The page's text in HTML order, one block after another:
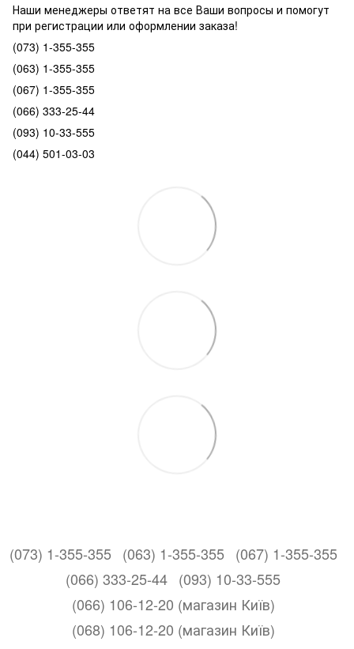
Наши менеджеры ответят на все Ваши вопросы и помогут
при регистрации или оформлении заказа!
(073) 1-355-355
(063) 1-355-355
(067) 1-355-355
(066) 333-25-44
(093) 10-33-555
(044) 501-03-03
(073) 1-355-355 (063) 1-355-355 (067) 1-355-355
(066) 333-25-44 (093) 10-33-555
(066) 106-12-20 (магазин Київ)
(068) 106-12-20 (магазин Київ)